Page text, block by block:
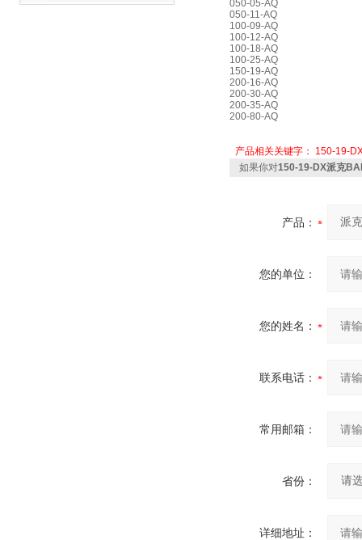
050-05-AQ
050-11-AQ
100-09-AQ
100-12-AQ
100-18-AQ
100-25-AQ
150-19-AQ
200-16-AQ
200-30-AQ
200-35-AQ
200-80-AQ
产品相关关键字： 150-19-
如果你对150-19-DX派克
产品：
您的单位：
您的姓名：
联系电话：
常用邮箱：
省份：
详细地址：